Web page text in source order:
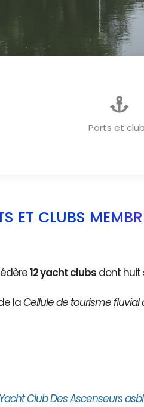
Ports et
ET CLUBS
12 yacht clubs dont huit
laCellule de tourisme fluvial
Yacht Club Des Ascenseurs asbl